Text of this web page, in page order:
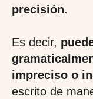
precisión.
Es decir,
impreciso o
escrito de